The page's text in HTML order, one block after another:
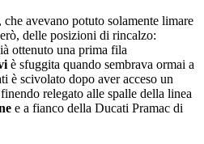
avevano potuto solamente limare
delle posizioni di rincalzo:
ottenuto una prima fila
è sfuggita quando sembrava ormai a
è scivolato dopo aver acceso un
relegato alle spalle della linea
e a fianco della Ducati Pramac di